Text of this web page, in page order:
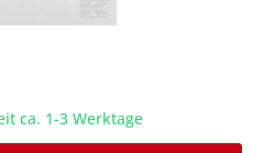
ca. 1-3 Werktage